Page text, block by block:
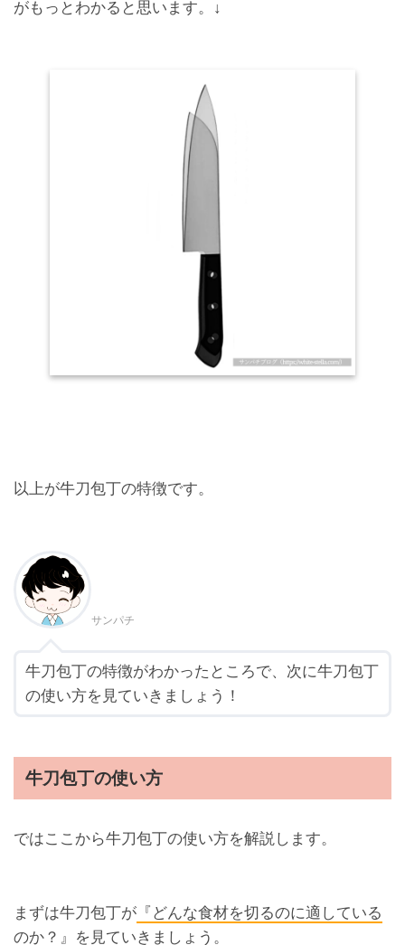
がもっとわかると思います。↓
以上が牛刀包丁の特徴です。
サンパチ
牛刀包丁の特徴がわかったところで、次に牛刀包丁
の使い方を見ていきましょう！
牛刀包丁の使い方
ではここから牛刀包丁の使い方を解説します。
まずは牛刀包丁が 『どんな食材を切るのに適している
のか？』
を見ていきましょう。